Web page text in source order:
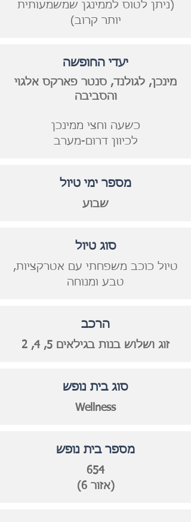
(ניתן לטוס לממינגן שמשמעותית
יותר קרוב)
יעדי החופשה
מינכן, לגולנד, סנטר פארקס אלגוי
והסביבה
כשעה וחצי ממינכן
לכיוון דרום-מערב
מספר ימי טיול
שבוע
סוג טיול
טיול כוכב משפחתי עם אטרקציות,
טבע ומנוחה
הרכב
זוג ושלוש בנות בגילאים 5, 4, 2
סוג בית נופש
Wellness
מספר בית נופש
654
(אזור 6)